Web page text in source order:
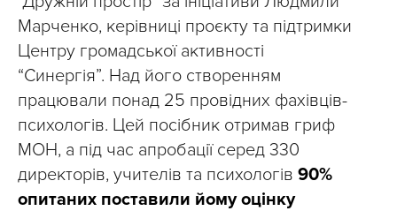
Марченко, керівниці проєкту та підтримки
Центру громадської активності
“Синергія”. Над його створенням
працювали понад 25 провідних фахівців-
психологів. Цей посібник отримав гриф
МОН, а під час апробації серед 330
директорів, учителів та психологів 90%
опитаних поставили йому оцінку